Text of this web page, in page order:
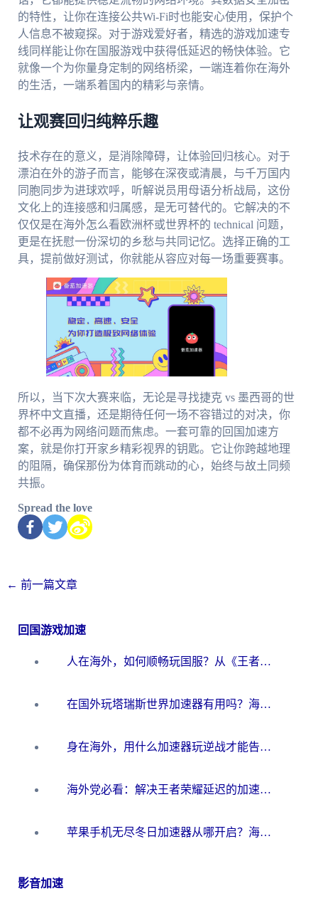
的特性，让你在连接公共Wi-Fi时也能安心使用，保护个
人信息不被窥探。对于游戏爱好者，精选的游戏加速专
线同样能让你在国服游戏中获得低延迟的畅快体验。它
就像一个为你量身定制的网络桥梁，一端连着你在海外
的生活，一端系着国内的精彩与亲情。
让观赛回归纯粹乐趣
技术存在的意义，是消除障碍，让体验回归核心。对于
漂泊在外的游子而言，能够在深夜或清晨，与千万国内
同胞同步为进球欢呼，听解说员用母语分析战局，这份
文化上的连接感和归属感，是无可替代的。它解决的不
仅仅是在海外怎么看欧洲杯或世界杯的 technical 问题，
更是在抚慰一份深切的乡愁与共同记忆。选择正确的工
具，提前做好测试，你就能从容应对每一场重要赛事。
所以，当下次大赛来临，无论是寻找捷克 vs 墨西哥的世
界杯中文直播，还是期待任何一场不容错过的对决，你
都不必再为网络问题而焦虑。一套可靠的回国加速方
案，就是你打开家乡精彩视界的钥匙。它让你跨越地理
的阻隔，确保那份为体育而跳动的心，始终与故土同频
共振。
Spread the love
← 前一篇文章
回国游戏加速
人在海外，如何顺畅玩国服？从《王者荣耀》到《云图计划》的加速器终极指南
在国外玩塔瑞斯世界加速器有用吗？海外玩家亲测后的真实答案
身在海外，用什么加速器玩逆战才能告别延迟？
海外党必看：解决王者荣耀延迟的加速器终极指南——从EVE到猫和老鼠，一个工具全搞定
苹果手机无尽冬日加速器从哪开启？海外玩家的冬日生存指南
影音加速